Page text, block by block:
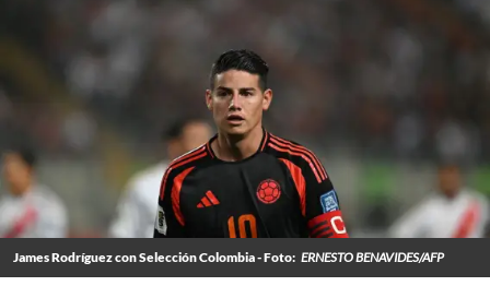
James Rodríguez con Selección Colombia - Foto: ERNESTO BENAVIDES/AFP